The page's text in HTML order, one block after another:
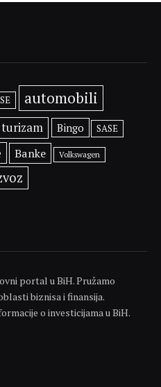
automobili
turizam Bingo SASE
Banke Volkswagen
portal u BiH. Pružamo
biznisa i finansija.
o investicijama u BiH.